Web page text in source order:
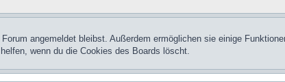
angemeldet bleibst. Außerdem ermöglichen sie einige
wenn du die Cookies des Boards löscht.